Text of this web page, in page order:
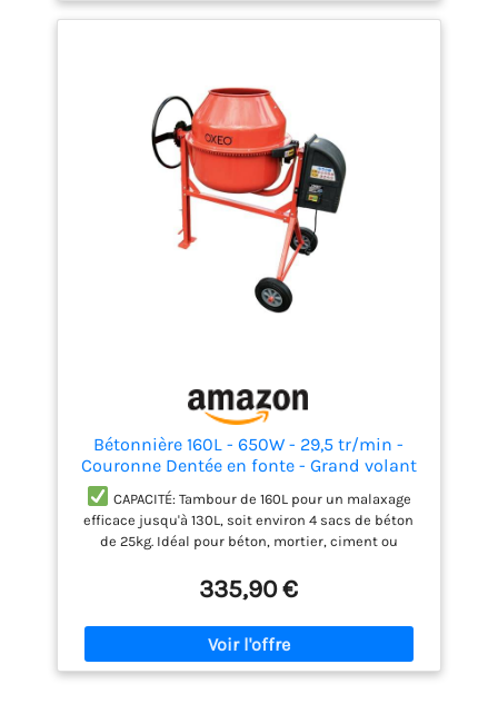
Bétonnière 160L - 650W - 29,5 tr/min -
Couronne Dentée en fonte - Grand volant
blocage au pied - Pour béton, mortier,
ciment
CAPACITÉ: Tambour de 160L pour un malaxage
efficace jusqu'à 130L, soit environ 4 sacs de béton
de 25kg. Idéal pour béton, mortier, ciment ou
avec vitesse constante de 29,5 tr/min. Assure un
PRATICITÉ: Grande ouverture de 38cm pour faciliter
remplissage et vidage. Orientation du tambour avec
14 positions de blocage. Grand volant 54,5cm avec
335,90 €